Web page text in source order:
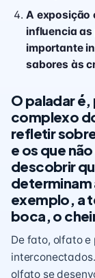
A exposição
influencia
importante
sabores às
O paladar
complexo
refletir
e os que
descobrir
determinam
exemplo, a
boca, o
De fato, olfato e
olfato se